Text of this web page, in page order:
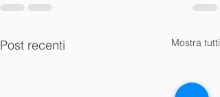
Post recenti Mostra tutti